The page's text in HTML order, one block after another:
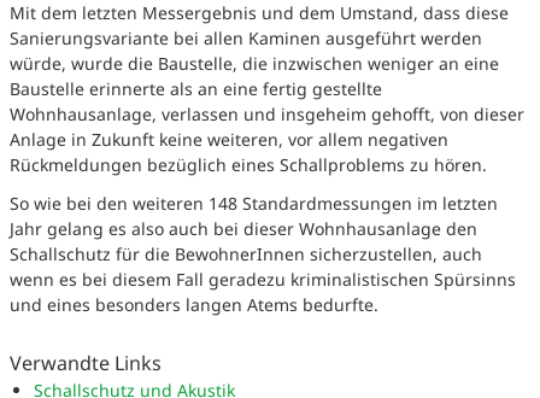
Mit dem letzten Messergebnis und dem Umstand, dass diese
Sanierungsvariante bei allen Kaminen ausgeführt werden
würde, wurde die Baustelle, die inzwischen weniger an eine
Baustelle erinnerte als an eine fertig gestellte
Wohnhausanlage, verlassen und insgeheim gehofft, von dieser
Anlage in Zukunft keine weiteren, vor allem negativen
Rückmeldungen bezüglich eines Schallproblems zu hören.
So wie bei den weiteren 148 Standardmessungen im letzten
Jahr gelang es also auch bei dieser Wohnhausanlage den
Schallschutz für die BewohnerInnen sicherzustellen, auch
wenn es bei diesem Fall geradezu kriminalistischen Spürsinns
und eines besonders langen Atems bedurfte.
Verwandte Links
Schallschutz und Akustik